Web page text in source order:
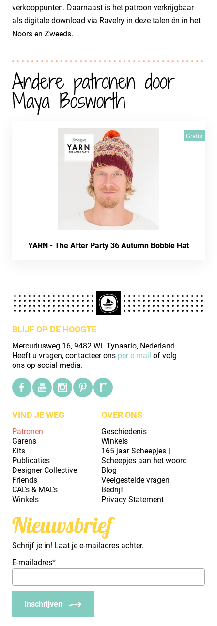
verkooppunten. Daarnaast is het patroon verkrijgbaar
als digitale download via Ravelry in deze talen én in het
Noors en Zweeds.
Andere patronen door
Maya Bosworth
Gratis
YARN - The After Party 36 Autumn Bobble Hat
BLIJF OP DE HOOGTE
Mercuriusweg 16, 9482 WL Tynaarlo, Nederland.
Heeft u vragen, contacteer ons per e-mail of volg
ons op social media.
VIND JE WEG
Patronen
Garens
Kits
Publicaties
Designer Collective
Friends
CAL's & MAL's
Winkels
OVER ONS
Geschiedenis
Winkels
165 jaar Scheepjes |
Scheepjes aan het woord
Blog
Veelgestelde vragen
Bedrijf
Privacy Statement
Nieuwsbrief
Schrijf je in! Laat je e-mailadres achter.
E-mailadres*
Inschrijven